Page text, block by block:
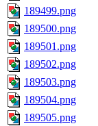
189499.png
189500.png
189501.png
189502.png
189503.png
189504.png
189505.png